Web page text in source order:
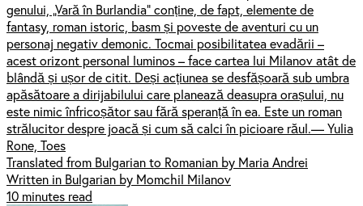
genului, „Vară în Burlandia” conține, de fapt, elemente de
fantasy, roman istoric, basm și poveste de aventuri cu un
personaj negativ demonic. Tocmai posibilitatea evadării –
acest orizont personal luminos – face cartea lui Milanov atât de
blândă și ușor de citit. Deși acțiunea se desfășoară sub umbra
apăsătoare a dirijabilului care planează deasupra orașului, nu
este nimic înfricoșător sau fără speranță în ea. Este un roman
strălucitor despre joacă și cum să calci în picioare răul.— Yulia
Rone, Toes
Translated from Bulgarian to Romanian by Maria Andrei
Written in Bulgarian by Momchil Milanov
10 minutes read